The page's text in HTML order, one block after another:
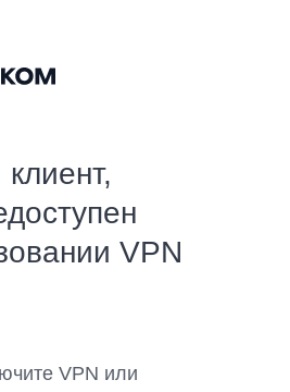
VPN
VPN или